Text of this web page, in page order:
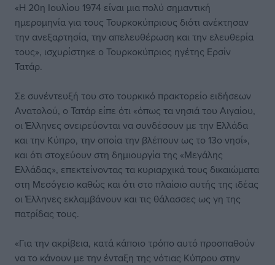
«Η 20η Ιουλίου 1974 είναι μια πολύ σημαντική
ημερομηνία για τους Τουρκοκύπριους διότι ανέκτησαν
την ανεξαρτησία, την απελευθέρωση και την ελευθερία
τους», ισχυρίστηκε ο Τουρκοκύπριος ηγέτης Ερσίν
Τατάρ.
Σε συνέντευξή του στο τουρκικό πρακτορείο ειδήσεων
Ανατολού, ο Τατάρ είπε ότι «όπως τα νησιά του Αιγαίου,
οι Έλληνες ονειρεύονται να συνδέσουν με την Ελλάδα
και την Κύπρο, την οποία την βλέπουν ως το 13ο νησί»,
και ότι στοχεύουν στη δημιουργία της «Μεγάλης
Ελλάδας», επεκτείνοντας τα κυριαρχικά τους δικαιώματα
στη Μεσόγειο καθώς και ότι στο πλαίσιο αυτής της ιδέας
οι Έλληνες εκλαμβάνουν και τις θάλασσες ως γη της
πατρίδας τους.
«Για την ακρίβεια, κατά κάποιο τρόπο αυτό προσπαθούν
να το κάνουν με την ένταξη της νότιας Κύπρου στην